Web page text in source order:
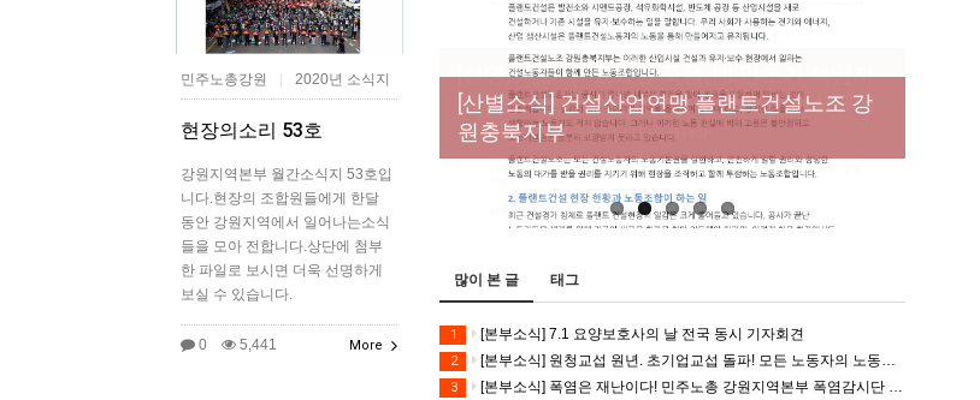
민주노총강원 | 2020년 소식지
현장의소리 53호
강원지역본부 월간소식지 53호입
니다.현장의 조합원들에게 한달
동안 강원지역에서 일어나는소식
들을 모아 전합니다.상단에 첨부
한 파일로 보시면 더욱 선명하게
보실 수 있습니다.
0 5,441 More
[성명] 막을 수 있었던 죽음, HL만도가 책임져
라 : 청년노동자 사망사고의 철저한 진상규명
과 재발방지 대책 마련하라
[산별소식] 건설산업연맹 플랜트건설노조 강
원충북지부
[강릉,속초,원주,춘천] 폭염감시단 사업 이모저
모
[조합원☆인터뷰] 서비스연맹 전국학교비정
규직노동조합 강원지부 김유미 춘천지회장
[본부소식] 강원지역 노동자 합창단 모임
많이 본 글 태그
1 [본부소식] 7.1 요양보호사의 날 전국 동시 기자회견
2 [본부소식] 원청교섭 원년. 초기업교섭 돌파! 모든 노동자의 노동기본권 쟁취! 민주노총 7.15 총파업대회
3 [본부소식] 폭염은 재난이다! 민주노총 강원지역본부 폭염감시단 선포 기자회견